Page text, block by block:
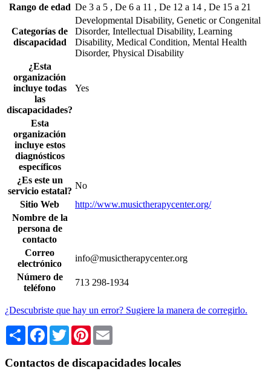
Rango de edad De 3 a 5 , De 6 a 11 , De 12 a 14 , De 15 a 21
Categorías de
discapacidad
Developmental Disability, Genetic or Congenital
Disorder, Intellectual Disability, Learning
Disability, Medical Condition, Mental Health
Disorder, Physical Disability
¿Esta
organización
incluye todas
las
discapacidades?
Yes
Esta
organización
incluye estos
diagnósticos
específicos
¿Es este un
servicio estatal?
No
Sitio Web
http://www.musictherapycenter.org/
Nombre de la
persona de
contacto
Correo
electrónico
info@musictherapycenter.org
Número de
teléfono
713 298-1934
¿Descubriste que hay un error? Sugiere la manera de corregirlo.
Share Facebook
TwitterPinterest
Contactos de discapacidades locales